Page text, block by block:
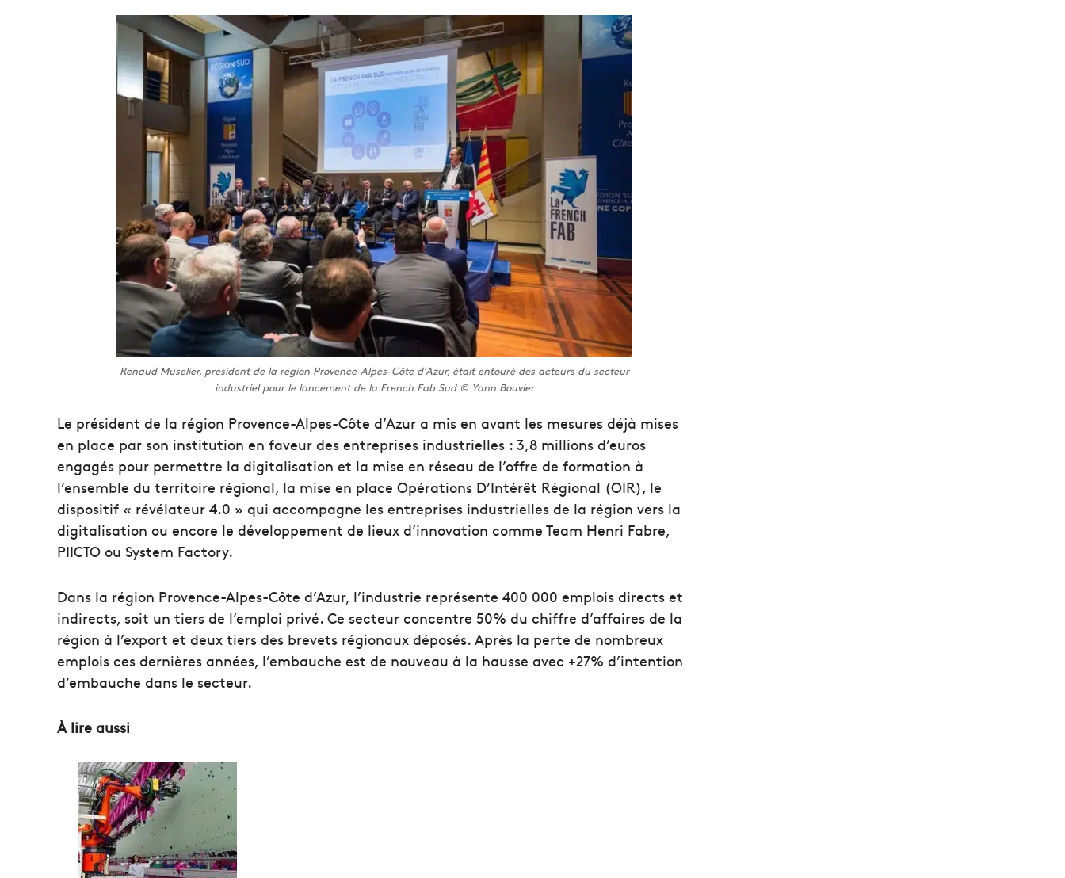
Renaud Muselier, président de la région Provence-Alpes-Côte d’Azur, était entouré des acteurs du secteur
industriel pour le lancement de la French Fab Sud © Yann Bouvier
Le président de la région Provence-Alpes-Côte d’Azur a mis en avant les mesures déjà mises
en place par son institution en faveur des entreprises industrielles : 3,8 millions d’euros
engagés pour permettre la digitalisation et la mise en réseau de l’offre de formation à
l’ensemble du territoire régional, la mise en place Opérations D’Intérêt Régional (OIR), le
dispositif « révélateur 4.0 » qui accompagne les entreprises industrielles de la région vers la
digitalisation ou encore le développement de lieux d’innovation comme Team Henri Fabre,
PIICTO ou System Factory.
Dans la région Provence-Alpes-Côte d’Azur, l’industrie représente 400 000 emplois directs et
indirects, soit un tiers de l’emploi privé. Ce secteur concentre 50% du chiffre d’affaires de la
région à l’export et deux tiers des brevets régionaux déposés. Après la perte de nombreux
emplois ces dernières années, l’embauche est de nouveau à la hausse avec +27% d’intention
d’embauche dans le secteur.
À lire aussi